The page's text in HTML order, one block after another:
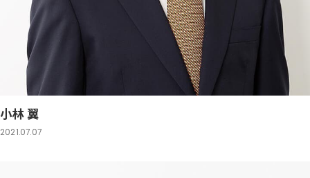
小林 翼
2021.07.07